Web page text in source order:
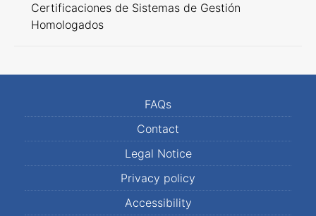
Certificaciones de Sistemas de Gestión
Homologados
FAQs
Contact
Legal Notice
Privacy policy
Accessibility